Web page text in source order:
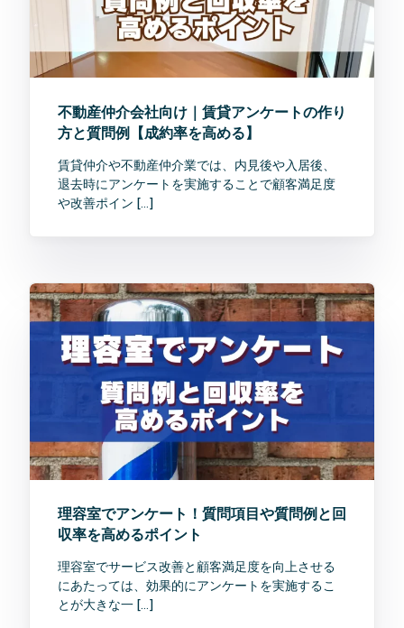
不動産仲介会社向け｜賃貸アンケートの作り
方と質問例【成約率を高める】
賃貸仲介や不動産仲介業では、内見後や入居後、
退去時にアンケートを実施することで顧客満足度
や改善ポイン […]
理容室でアンケート！質問項目や質問例と回
収率を高めるポイント
理容室でサービス改善と顧客満足度を向上させる
にあたっては、効果的にアンケートを実施するこ
とが大きな一 […]